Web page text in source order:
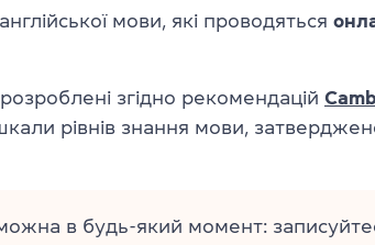
мови, які проводяться
згідно рекомендацій
рівнів знання мови,
в будь-який момент: